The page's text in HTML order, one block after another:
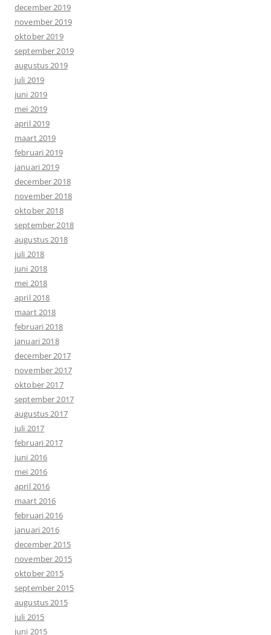
december 2019
november 2019
oktober 2019
september 2019
augustus 2019
juli 2019
juni 2019
mei 2019
april 2019
maart 2019
februari 2019
januari 2019
december 2018
november 2018
oktober 2018
september 2018
augustus 2018
juli 2018
juni 2018
mei 2018
april 2018
maart 2018
februari 2018
januari 2018
december 2017
november 2017
oktober 2017
september 2017
augustus 2017
juli 2017
februari 2017
juni 2016
mei 2016
april 2016
maart 2016
februari 2016
januari 2016
december 2015
november 2015
oktober 2015
september 2015
augustus 2015
juli 2015
juni 2015